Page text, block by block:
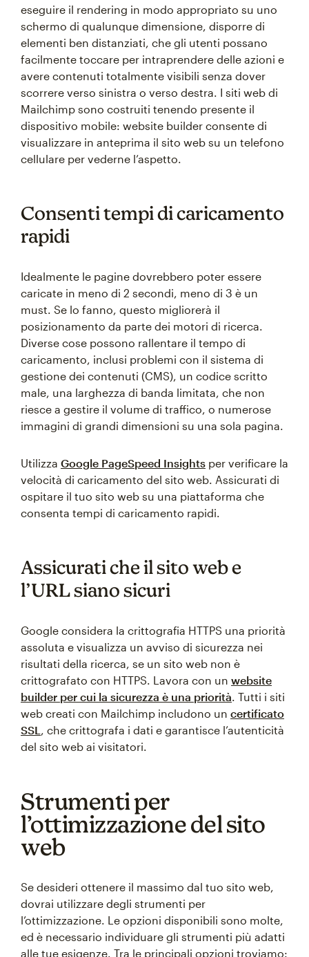
eseguire il rendering in modo appropriato su uno
schermo di qualunque dimensione, disporre di
elementi ben distanziati, che gli utenti possano
facilmente toccare per intraprendere delle azioni e
avere contenuti totalmente visibili senza dover
scorrere verso sinistra o verso destra. I siti web di
Mailchimp sono costruiti tenendo presente il
dispositivo mobile: website builder consente di
visualizzare in anteprima il sito web su un telefono
cellulare per vederne l’aspetto.
Consenti tempi di caricamento
rapidi
Idealmente le pagine dovrebbero poter essere
caricate in meno di 2 secondi, meno di 3 è un
must. Se lo fanno, questo migliorerà il
posizionamento da parte dei motori di ricerca.
Diverse cose possono rallentare il tempo di
caricamento, inclusi problemi con il sistema di
gestione dei contenuti (CMS), un codice scritto
male, una larghezza di banda limitata, che non
riesce a gestire il volume di traffico, o numerose
immagini di grandi dimensioni su una sola pagina.
Utilizza Google PageSpeed Insights per verificare la
velocità di caricamento del sito web. Assicurati di
ospitare il tuo sito web su una piattaforma che
consenta tempi di caricamento rapidi.
Assicurati che il sito web e
l’URL siano sicuri
Google considera la crittografia HTTPS una priorità
assoluta e visualizza un avviso di sicurezza nei
risultati della ricerca, se un sito web non è
crittografato con HTTPS. Lavora con un website
builder per cui la sicurezza è una priorità. Tutti i siti
web creati con Mailchimp includono un certificato
SSL , che crittografa i dati e garantisce l’autenticità
del sito web ai visitatori.
Strumenti per
l’ottimizzazione del sito
web
Se desideri ottenere il massimo dal tuo sito web,
dovrai utilizzare degli strumenti per
l’ottimizzazione. Le opzioni disponibili sono molte,
ed è necessario individuare gli strumenti più adatti
alle tue esigenze. Tra le principali opzioni troviamo: